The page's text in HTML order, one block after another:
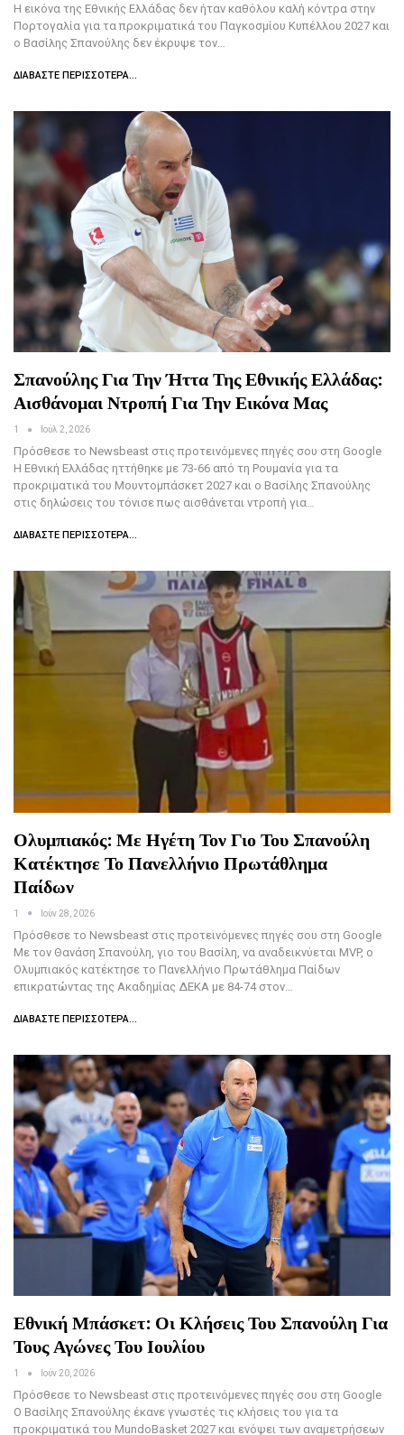
Η εικόνα της Εθνικής Ελλάδας δεν ήταν καθόλου καλή κόντρα στην
Πορτογαλία για τα προκριματικά του Παγκοσμίου Κυπέλλου 2027 και
ο Βασίλης Σπανούλης δεν έκρυψε τον…
ΔΙΑΒΆΣΤΕ ΠΕΡΙΣΣΌΤΕΡΑ...
Σπανούλης Για Την Ήττα Της Εθνικής Ελλάδας:
Αισθάνομαι Ντροπή Για Την Εικόνα Μας
1 Ιούλ 2, 2026
Πρόσθεσε το Newsbeast στις προτεινόμενες πηγές σου στη Google
Η Εθνική Ελλάδας ηττήθηκε με 73-66 από τη Ρουμανία για τα
προκριματικά του Μουντομπάσκετ 2027 και ο Βασίλης Σπανούλης
στις δηλώσεις του τόνισε πως αισθάνεται ντροπή για…
ΔΙΑΒΆΣΤΕ ΠΕΡΙΣΣΌΤΕΡΑ...
Ολυμπιακός: Με Ηγέτη Τον Γιο Του Σπανούλη
Κατέκτησε Το Πανελλήνιο Πρωτάθλημα
Παίδων
1 Ιούν 28, 2026
Πρόσθεσε το Newsbeast στις προτεινόμενες πηγές σου στη Google
Με τον Θανάση Σπανούλη, γιο του Βασίλη, να αναδεικνύεται MVP, ο
Ολυμπιακός κατέκτησε το Πανελλήνιο Πρωτάθλημα Παίδων
επικρατώντας της Ακαδημίας ΔΕΚΑ με 84-74 στον…
ΔΙΑΒΆΣΤΕ ΠΕΡΙΣΣΌΤΕΡΑ...
Εθνική Μπάσκετ: Οι Κλήσεις Του Σπανούλη Για
Τους Αγώνες Του Ιουλίου
1 Ιούν 20, 2026
Πρόσθεσε το Newsbeast στις προτεινόμενες πηγές σου στη Google
Ο Βασίλης Σπανούλης έκανε γνωστές τις κλήσεις του για τα
προκριματικά του MundoBasket 2027 και ενόψει των αναμετρήσεων